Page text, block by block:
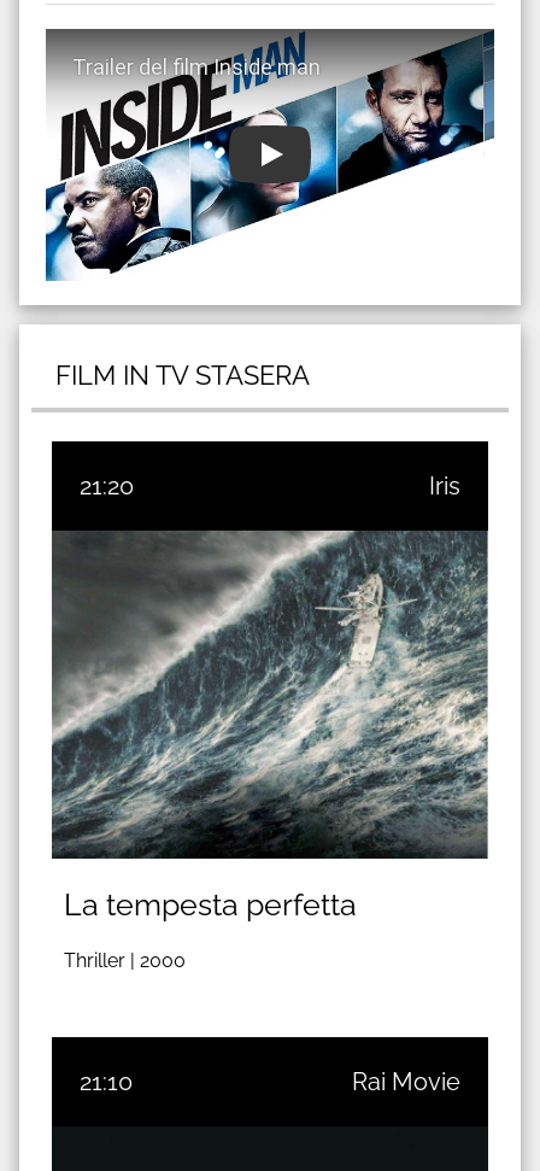
Guarda trailer del film Inside man
FILM IN TV STASERA
21:20 Iris
La tempesta perfetta
Thriller | 2000
21:10 Rai Movie